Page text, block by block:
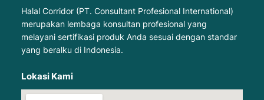
Halal Corridor (PT. Consultant Profesional International)
merupakan lembaga konsultan profesional yang
melayani sertifikasi produk Anda sesuai dengan standar
yang beralku di Indonesia.
Lokasi Kami